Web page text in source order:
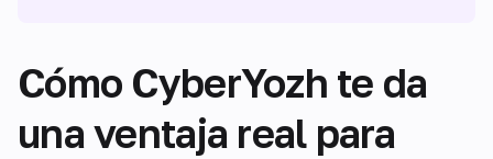
Cómo CyberYozh te da
una ventaja real para